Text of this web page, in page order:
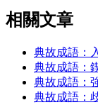
相關文章
典故成語：
典故成語：
典故成語：
典故成語：